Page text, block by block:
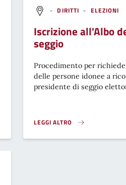
- DIRITTI - ELEZIONI
Iscrizione all'Albo
seggio
Procedimento per
delle persone idonee a
presidente di seggio
LEGGI ALTRO
ISCRIZIONE ALL'ALBO DEI